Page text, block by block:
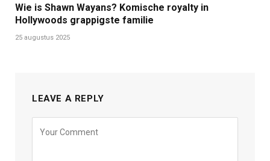
Wie is Shawn Wayans? Komische royalty in
Hollywoods grappigste familie
25 augustus 2025
LEAVE A REPLY